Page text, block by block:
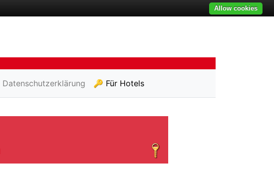
Datenschutzerklärung 🔑 Für Hotels
Allow cookies